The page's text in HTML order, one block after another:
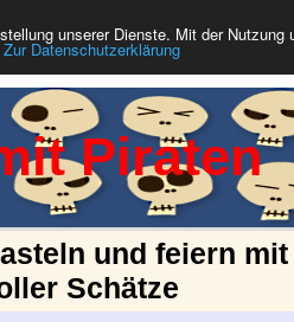
unserer Dienste. Mit der
Zur Datenschutzerklärung
Piraten
und feiern
Schätze